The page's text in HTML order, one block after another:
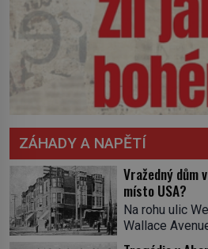
ZÁHADY A NAPĚTÍ
Vražedný dům
místo USA?
Na rohu ulic
Wallace
nenápadná